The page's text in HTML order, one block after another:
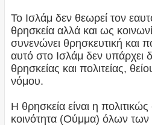
Το Ισλάμ δεν θεωρεί τον
θρησκεία αλλά και ως
συνενώνει θρησκευτική και
αυτό στο Ισλάμ δεν υπάρχει
θρησκείας και πολιτείας,
νόμου.
Η θρησκεία είναι η
κοινότητα (Ούμμα) όλων